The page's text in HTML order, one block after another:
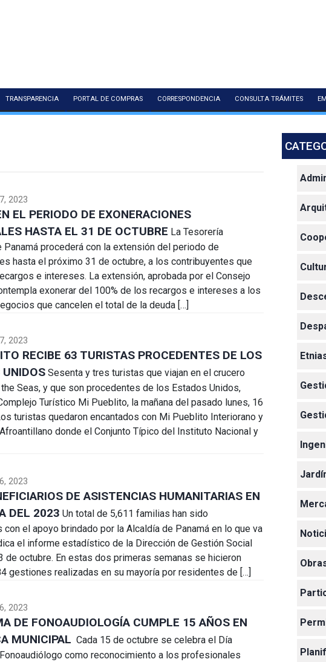
TRANSPARENCIA PORTAL DE COMPRAS CORRESPONDENCIA CONSULTA TRÁMITES
2023
EL PERIODO DE EXONERACIONES
HASTA EL 31 DE OCTUBRE La Tesorería
Panamá procederá con la extensión del periodo de
hasta el próximo 31 de octubre, a los contribuyentes que
e intereses. La extensión, aprobada por el Consejo
exonerar del 100% de los recargos e intereses a los
que cancelen el total de la deuda […]
2023
RECIBE 63 TURISTAS PROCEDENTES DE LOS
UNIDOS Sesenta y tres turistas que viajan en el crucero
Seas, y que son procedentes de los Estados Unidos,
Turístico Mi Pueblito, la mañana del pasado lunes, 16
turistas quedaron encantados con Mi Pueblito Interiorano y
donde el Conjunto Típico del Instituto Nacional y
2023
DE ASISTENCIAS HUMANITARIAS EN
DEL 2023 Un total de 5,611 familias han sido
con el apoyo brindado por la Alcaldía de Panamá en lo que va
el informe estadístico de la Dirección de Gestión Social
de octubre. En estas dos primeras semanas se hicieron
gestiones realizadas en su mayoría por residentes de […]
2023
DE FONOAUDIOLOGÍA CUMPLE 15 AÑOS EN
MUNICIPAL Cada 15 de octubre se celebra el Día
como reconocimiento a los profesionales